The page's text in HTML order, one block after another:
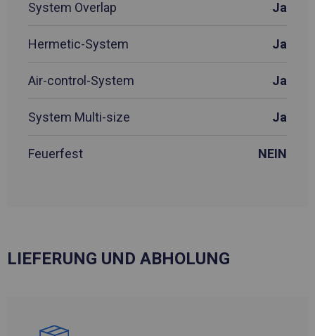
System Overlap Ja
Hermetic-System Ja
Air-control-System Ja
System Multi-size Ja
Feuerfest NEIN
LIEFERUNG UND ABHOLUNG